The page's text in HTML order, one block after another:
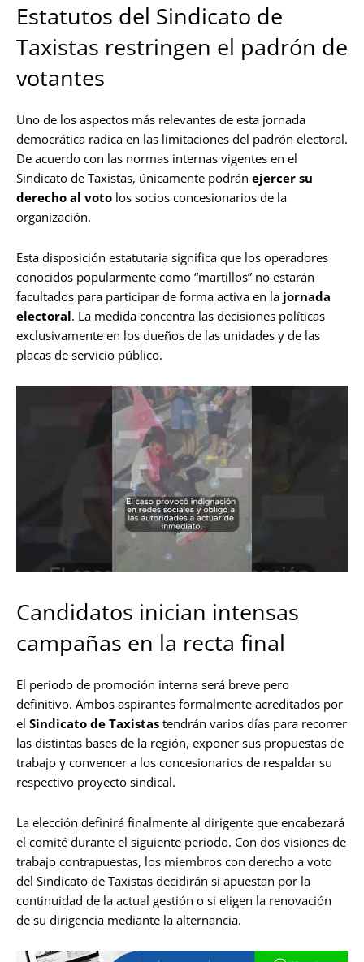
Estatutos del Sindicato de
Taxistas restringen el padrón de
votantes
Uno de los aspectos más relevantes de esta jornada
democrática radica en las limitaciones del padrón electoral.
De acuerdo con las normas internas vigentes en el
Sindicato de Taxistas, únicamente podrán ejercer su
derecho al voto los socios concesionarios de la
organización.
Esta disposición estatutaria significa que los operadores
conocidos popularmente como “martillos” no estarán
facultados para participar de forma activa en la jornada
electoral. La medida concentra las decisiones políticas
exclusivamente en los dueños de las unidades y de las
placas de servicio público.
Candidatos inician intensas
campañas en la recta final
El periodo de promoción interna será breve pero
definitivo. Ambos aspirantes formalmente acreditados por
el Sindicato de Taxistas tendrán varios días para recorrer
las distintas bases de la región, exponer sus propuestas de
trabajo y convencer a los concesionarios de respaldar su
respectivo proyecto sindical.
La elección definirá finalmente al dirigente que encabezará
el comité durante el siguiente periodo. Con dos visiones de
trabajo contrapuestas, los miembros con derecho a voto
del Sindicato de Taxistas decidirán si apuestan por la
continuidad de la actual gestión o si eligen la renovación
de su dirigencia mediante la alternancia.